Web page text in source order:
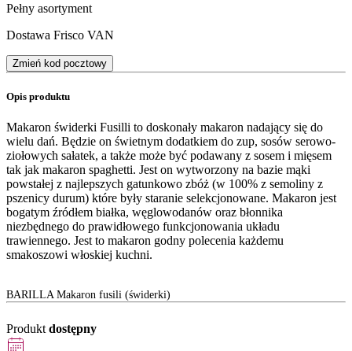
Pełny asortyment
Dostawa Frisco VAN
Zmień kod pocztowy
Opis produktu
Makaron świderki Fusilli to doskonały makaron nadający się do
wielu dań. Będzie on świetnym dodatkiem do zup, sosów serowo-
ziołowych sałatek, a także może być podawany z sosem i mięsem
tak jak makaron spaghetti. Jest on wytworzony na bazie mąki
powstałej z najlepszych gatunkowo zbóż (w 100% z semoliny z
pszenicy durum) które były staranie selekcjonowane. Makaron jest
bogatym źródłem białka, węglowodanów oraz błonnika
niezbędnego do prawidłowego funkcjonowania układu
trawiennego. Jest to makaron godny polecenia każdemu
smakoszowi włoskiej kuchni.
BARILLA Makaron fusili (świderki)
Produkt dostępny